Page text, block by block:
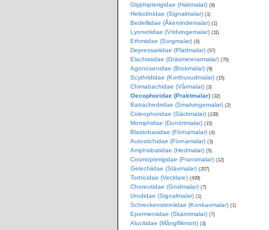
Glyphipterigidae (Hakmalar) (8)
Heliodinidae (Signalmalar) (1)
Bedelliidae (Åkervindemalar) (1)
Lyonetiidae (Vridvingemalar) (11)
Ethmiidae (Sorgmalar) (6)
Depressariidae (Plattmalar) (57)
Elachistidae (Gräsminerarmalar) (70)
Agonoxenidae (Brokmalar) (9)
Scythrididae (Korthuvudmalar) (15)
Chimabachidae (Vårmalar) (3)
Oecophoridae (Praktmalar) (32)
Batrachedridae (Smalvingemalar) (2)
Coleophoridae (Säckmalar) (139)
Momphidae (Dunörtmalar) (15)
Blastobasidae (Förnamalar) (4)
Autostichidae (Förnamalar) (3)
Amphisbatidae (Hedmalar) (5)
Cosmopterigidae (Fransmalar) (12)
Gelechiidae (Stävmalar) (207)
Tortricidae (Vecklare) (439)
Choreutidae (Gnidmalar) (7)
Urodidae (Signalmalar) (1)
Schreckensteiniidae (Konkavmalar) (1)
Epermeniidae (Skärmmalar) (7)
Alucitidae (Mångflikmott) (3)